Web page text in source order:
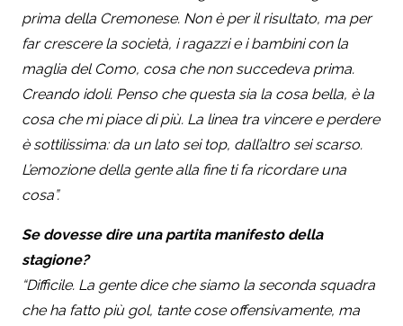
prima della Cremonese. Non è per il risultato, ma per
far crescere la società, i ragazzi e i bambini con la
maglia del Como, cosa che non succedeva prima.
Creando idoli. Penso che questa sia la cosa bella, è la
cosa che mi piace di più. La linea tra vincere e perdere
è sottilissima: da un lato sei top, dall’altro sei scarso.
L’emozione della gente alla fine ti fa ricordare una
cosa”.
Se dovesse dire una partita manifesto della
stagione?
“Difficile. La gente dice che siamo la seconda squadra
che ha fatto più gol, tante cose offensivamente, ma